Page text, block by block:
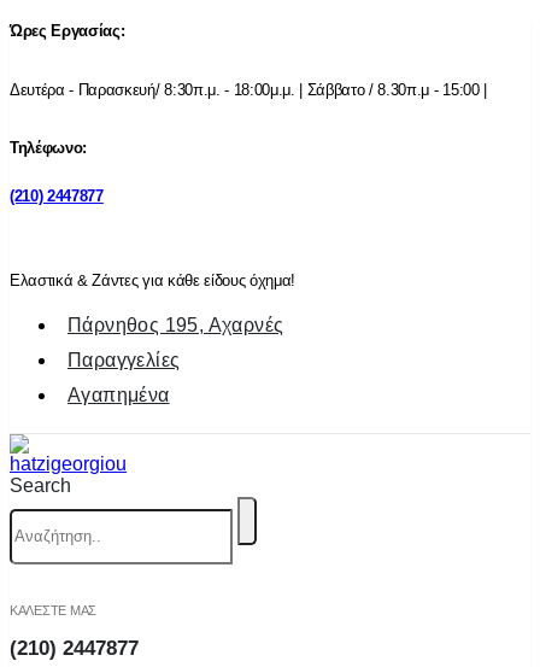
Ώρες Εργασίας:
Δευτέρα - Παρασκευή/ 8:30π.μ. - 18:00μ.μ. | Σάββατο / 8.30π.μ - 15:00 |
Τηλέφωνο:
(210) 2447877
Ελαστικά & Ζάντες για κάθε είδους όχημα!
Πάρνηθος 195, Αχαρνές
Παραγγελίες
Αγαπημένα
Search
ΚΑΛΕΣΤΕ ΜΑΣ
(210) 2447877